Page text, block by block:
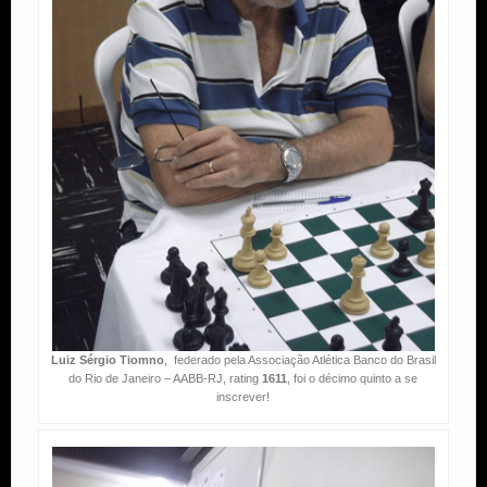
Luiz Sérgio Tiomno, federado pela Associação Atlética Banco do Brasil
do Rio de Janeiro – AABB-RJ, rating1611 , foi o décimo quinto a se
inscrever!